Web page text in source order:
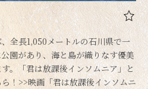
全長1,050メートルの石川県で一
園があり、海と島が織りなす優美
。「君は放課後インソムニア」と
！>>映画「君は放課後インソムニ